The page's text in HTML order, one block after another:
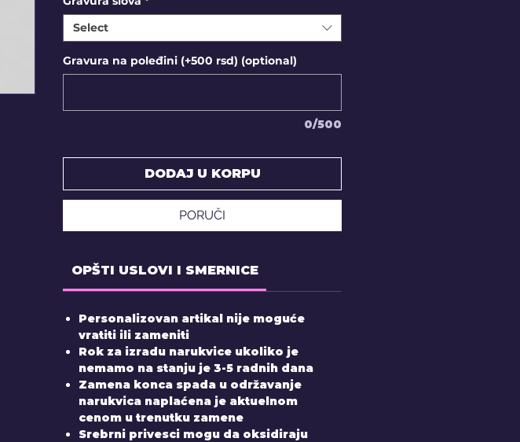
Select
Gravura na poleđini (+500 rsd) (optional)
0/500
DODAJ U KORPU
PORUČI
OPŠTI USLOVI I SMERNICE
Personalizovan artikal nije moguće
vratiti ili zameniti
Rok za izradu narukvice ukoliko je
nemamo na stanju je 3-5 radnih dana
Zamena konca spada u održavanje
narukvica naplaćena je aktuelnom
cenom u trenutku zamene
Srebrni privesci mogu da oksidiraju